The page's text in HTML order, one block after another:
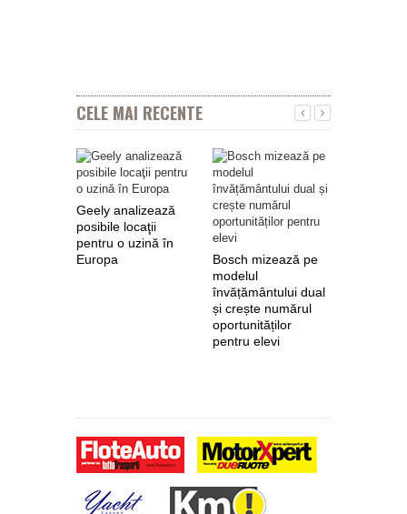
CELE MAI RECENTE
Geely analizează
posibile locaţii
pentru o uzină în
Europa
Bosch mizează pe
modelul
învățământului dual
și crește numărul
oportunităților
pentru elevi